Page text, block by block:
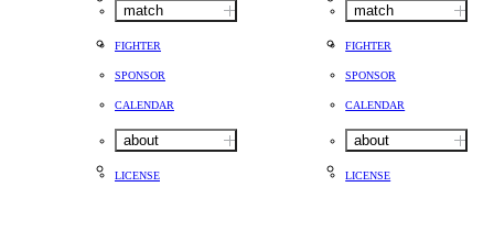
match
FIGHTER
SPONSOR
CALENDAR
about
LICENSE
match
FIGHTER
SPONSOR
CALENDAR
about
LICENSE